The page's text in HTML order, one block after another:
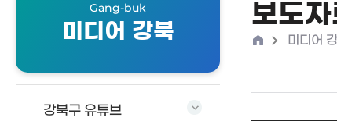
Gang-buk
미디어 강북
강북구 유튜브
보도자
홈 >미디어